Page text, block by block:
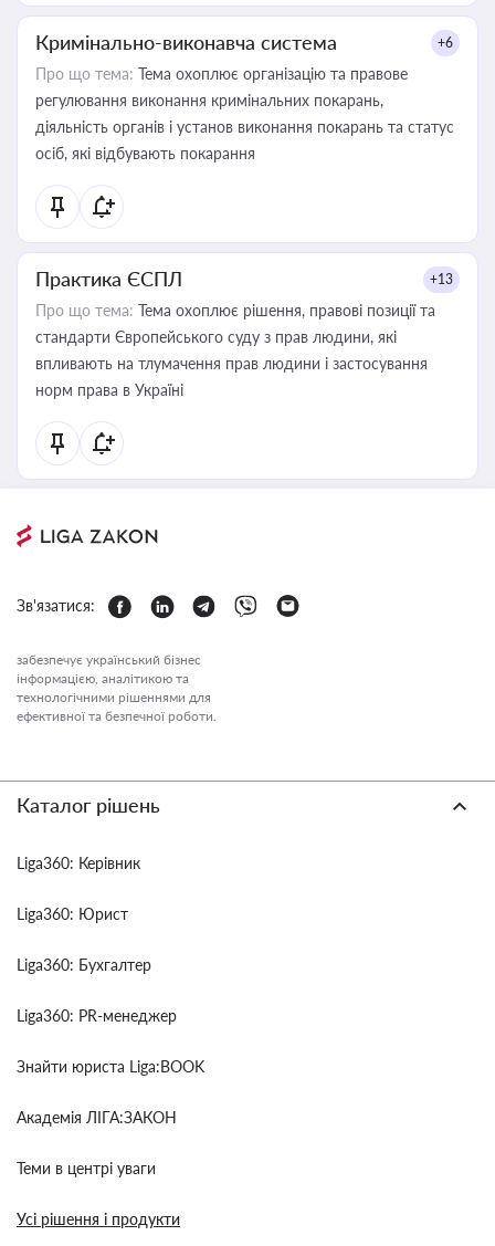
Кримінально-виконавча система +6
Про що тема: Тема охоплює організацію та правове
регулювання виконання кримінальних покарань,
діяльність органів і установ виконання покарань та статус
осіб, які відбувають покарання
Практика ЄСПЛ +13
Про що тема: Тема охоплює рішення, правові позиції та
стандарти Європейського суду з прав людини, які
впливають на тлумачення прав людини і застосування
норм права в Україні
Зв'язатися:
забезпечує український бізнес
інформацією, аналітикою та
технологічними рішеннями для
ефективної та безпечної роботи.
Каталог рішень
Liga360: Керівник
Liga360: Юрист
Liga360: Бухгалтер
Liga360: PR-менеджер
Знайти юриста Liga:BOOK
Академія ЛІГА:ЗАКОН
Теми в центрі уваги
Усі рішення і продукти